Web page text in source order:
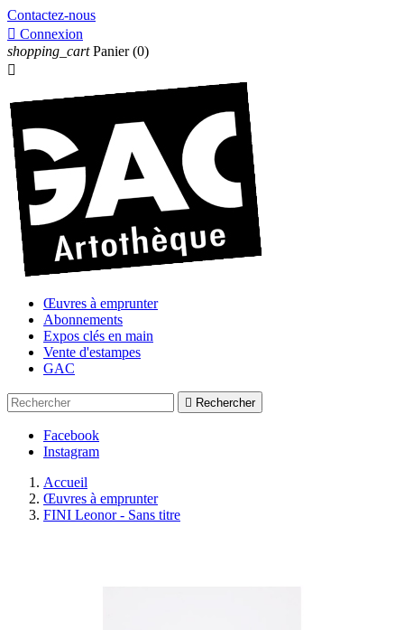
Contactez-nous
 Connexion
shopping_cart Panier (0)

Œuvres à emprunter
Abonnements
Expos clés en main
Vente d'estampes
GAC
 Rechercher
Facebook
Instagram
Accueil
Œuvres à emprunter
FINI Leonor - Sans titre